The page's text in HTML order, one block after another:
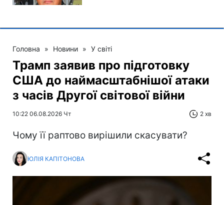
Головна » Новини » У світі
Трамп заявив про підготовку
США до наймасштабнішої атаки
з часів Другої світової війни
10:22 06.08.2026 Чт 2 хв
Чому її раптово вирішили скасувати?
ЮЛІЯ КАПІТОНОВА